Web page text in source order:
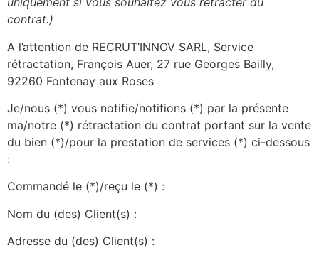
contrat.)
A l’attention de RECRUT’INNOV SARL, Service
rétractation, François Auer, 27 rue Georges Bailly,
92260 Fontenay aux Roses
Je/nous (*) vous notifie/notifions (*) par la présente
ma/notre (*) rétractation du contrat portant sur la vente
du bien (*)/pour la prestation de services (*) ci-dessous
:
Commandé le (*)/reçu le (*) :
Nom du (des) Client(s) :
Adresse du (des) Client(s) :